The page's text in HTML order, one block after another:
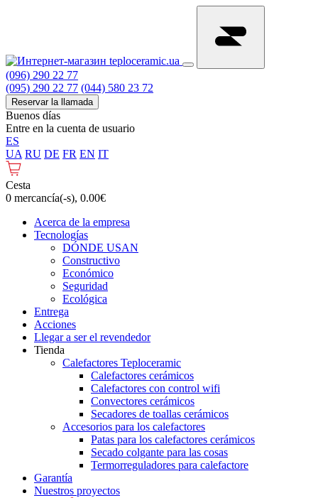
(096) 290 22 77
(095) 290 22 77 (044) 580 23 72
Reservar la llamada
Buenos días
Entre en la cuenta de usuario
ES
UA RU DE FR EN IT
Cesta
0 mercancía(-s), 0.00€
Acerca de la empresa
Tecnologías
DÓNDE USAN
Constructivo
Económico
Seguridad
Ecológica
Entrega
Acciones
Llegar a ser el revendedor
Tienda
Calefactores Teploceramic
Calefactores cerámicos
Calefactores con control wifi
Convectores cerámicos
Secadores de toallas cerámicos
Accesorios para los calefactores
Patas para los calefactores cerámicos
Secado colgante para las cosas
Termorreguladores para calefactore
Garantía
Nuestros proyectos